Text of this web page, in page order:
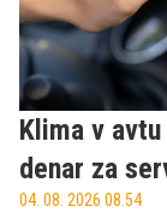
Klima v
denar za
04. 08. 2026 08.54